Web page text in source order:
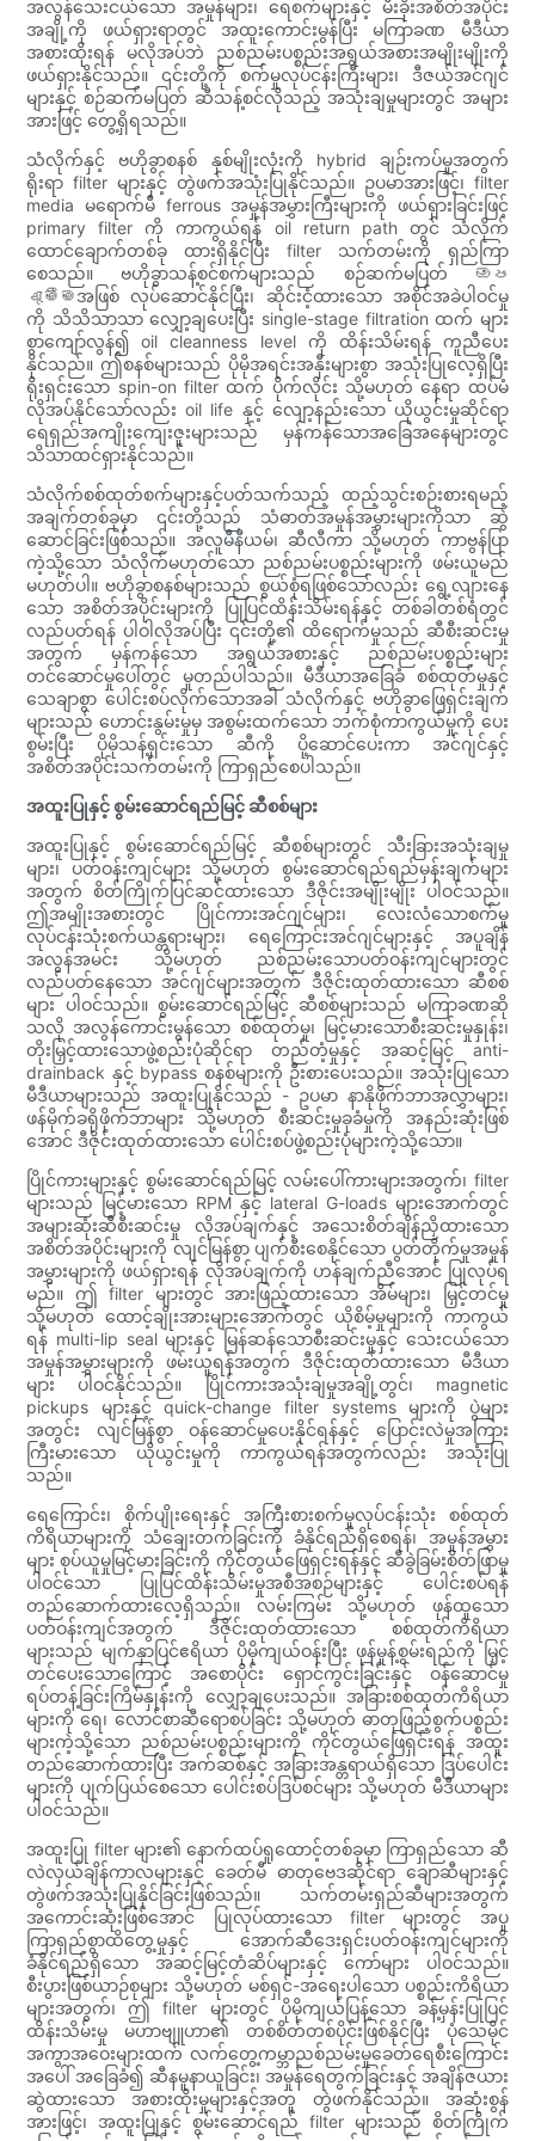
အလွန်သေးငယ်သော အမှုန်များ၊ ရေစက်များနှင့် မီးခိုးအစိတ်အပိုင်း
အချို့ကို ဖယ်ရှားရာတွင် အထူးကောင်းမွန်ပြီး မကြာခဏ မီဒီယာ
အစားထိုးရန် မလိုအပ်ဘဲ ညစ်ညမ်းပစ္စည်းအရွယ်အစားအမျိုးမျိုးကို
ဖယ်ရှားနိုင်သည်။ ၎င်းတို့ကို စက်မှုလုပ်ငန်းကြီးများ၊ ဒီဇယ်အင်ဂျင်
များနှင့် စဉ်ဆက်မပြတ် ဆီသန့်စင်လိုသည့် အသုံးချမှုများတွင် အများ
အားဖြင့် တွေ့ရှိရသည်။
သံလိုက်နှင့် ဗဟိုခွာစနစ် နှစ်မျိုးလုံးကို hybrid ချဉ်းကပ်မှုအတွက်
ရိုးရာ filter များနှင့် တွဲဖက်အသုံးပြုနိုင်သည်။ ဥပမာအားဖြင့်၊ filter
media မရောက်မီ ferrous အမှုန်အမွှားကြီးများကို ဖယ်ရှားခြင်းဖြင့်
primary filter ကို ကာကွယ်ရန် oil return path တွင် သံလိုက်
ထောင်ချောက်တစ်ခု ထားရှိနိုင်ပြီး filter သက်တမ်းကို ရှည်ကြာ
စေသည်။ ဗဟိုခွာသန့်စင်စက်များသည် စဉ်ဆက်မပြတ် ඔප
දැමීමအဖြစ် လုပ်ဆောင်နိုင်ပြီး၊ ဆိုင်းငံ့ထားသော အစိုင်အခဲပါဝင်မှု
ကို သိသိသာသာ လျှော့ချပေးပြီး single-stage filtration ထက် များ
စွာကျော်လွန်၍ oil cleanness level ကို ထိန်းသိမ်းရန် ကူညီပေး
နိုင်သည်။ ဤစနစ်များသည် ပိုမိုအရင်းအနှီးများစွာ အသုံးပြုလေ့ရှိပြီး
ရိုးရှင်းသော spin-on filter ထက် ပိုက်လိုင်း သို့မဟုတ် နေရာ ထပ်မံ
လိုအပ်နိုင်သော်လည်း oil life နှင့် လျော့နည်းသော ယိုယွင်းမှုဆိုင်ရာ
ရေရှည်အကျိုးကျေးဇူးများသည် မှန်ကန်သောအခြေအနေများတွင်
သိသာထင်ရှားနိုင်သည်။
သံလိုက်စစ်ထုတ်စက်များနှင့်ပတ်သက်သည့် ထည့်သွင်းစဉ်းစားရမည့်
အချက်တစ်ခုမှာ ၎င်းတို့သည် သံဓာတ်အမှုန်အမွှားများကိုသာ ဆွဲ
ဆောင်ခြင်းဖြစ်သည်။ အလူမီနီယမ်၊ ဆီလီကာ သို့မဟုတ် ကာဗွန်ပြာ
ကဲ့သို့သော သံလိုက်မဟုတ်သော ညစ်ညမ်းပစ္စည်းများကို ဖမ်းယူမည်
မဟုတ်ပါ။ ဗဟိုခွာစနစ်များသည် စွယ်စုံရဖြစ်သော်လည်း ရွေ့လျားနေ
သော အစိတ်အပိုင်းများကို ပြုပြင်ထိန်းသိမ်းရန်နှင့် တစ်ခါတစ်ရံတွင်
လည်ပတ်ရန် ပါဝါလိုအပ်ပြီး ၎င်းတို့၏ ထိရောက်မှုသည် ဆီစီးဆင်းမှု
အတွက် မှန်ကန်သော အရွယ်အစားနှင့် ညစ်ညမ်းပစ္စည်းများ
တင်ဆောင်မှုပေါ်တွင် မူတည်ပါသည်။ မီဒီယာအခြေခံ စစ်ထုတ်မှုနှင့်
သေချာစွာ ပေါင်းစပ်လိုက်သောအခါ သံလိုက်နှင့် ဗဟိုခွာဖြေရှင်းချက်
များသည် ဟောင်းနွမ်းမှုမှ အစွမ်းထက်သော ဘက်စုံကာကွယ်မှုကို ပေး
စွမ်းပြီး ပိုမိုသန့်ရှင်းသော ဆီကို ပို့ဆောင်ပေးကာ အင်ဂျင်နှင့်
အစိတ်အပိုင်းသက်တမ်းကို ကြာရှည်စေပါသည်။
အထူးပြုနှင့် စွမ်းဆောင်ရည်မြင့် ဆီစစ်များ
အထူးပြုနှင့် စွမ်းဆောင်ရည်မြင့် ဆီစစ်များတွင် သီးခြားအသုံးချမှု
များ၊ ပတ်ဝန်းကျင်များ သို့မဟုတ် စွမ်းဆောင်ရည်ရည်မှန်းချက်များ
အတွက် စိတ်ကြိုက်ပြင်ဆင်ထားသော ဒီဇိုင်းအမျိုးမျိုး ပါဝင်သည်။
ဤအမျိုးအစားတွင် ပြိုင်ကားအင်ဂျင်များ၊ လေးလံသောစက်မှု
လုပ်ငန်းသုံးစက်ယန္တရားများ၊ ရေကြောင်းအင်ဂျင်များနှင့် အပူချိန်
အလွန်အမင်း သို့မဟုတ် ညစ်ညမ်းသောပတ်ဝန်းကျင်များတွင်
လည်ပတ်နေသော အင်ဂျင်များအတွက် ဒီဇိုင်းထုတ်ထားသော ဆီစစ်
များ ပါဝင်သည်။ စွမ်းဆောင်ရည်မြင့် ဆီစစ်များသည် မကြာခဏဆို
သလို အလွန်ကောင်းမွန်သော စစ်ထုတ်မှု၊ မြင့်မားသောစီးဆင်းမှုနှုန်း၊
တိုးမြှင့်ထားသောဖွဲ့စည်းပုံဆိုင်ရာ တည်တံ့မှုနှင့် အဆင့်မြင့် anti-
drainback နှင့် bypass စနစ်များကို ဦးစားပေးသည်။ အသုံးပြုသော
မီဒီယာများသည် အထူးပြုနိုင်သည် - ဥပမာ နာနိုဖိုက်ဘာအလွှာများ၊
ဖန်မိုက်ခရိုဖိုက်ဘာများ သို့မဟုတ် စီးဆင်းမှုခုခံမှုကို အနည်းဆုံးဖြစ်
အောင် ဒီဇိုင်းထုတ်ထားသော ပေါင်းစပ်ဖွဲ့စည်းပုံများကဲ့သို့သော။
ပြိုင်ကားများနှင့် စွမ်းဆောင်ရည်မြင့် လမ်းပေါ်ကားများအတွက်၊ filter
များသည် မြင့်မားသော RPM နှင့် lateral G-loads များအောက်တွင်
အများဆုံးဆီစီးဆင်းမှု လိုအပ်ချက်နှင့် အသေးစိတ်ချိန်ညှိထားသော
အစိတ်အပိုင်းများကို လျင်မြန်စွာ ပျက်စီးစေနိုင်သော ပွတ်တိုက်မှုအမှုန်
အမွှားများကို ဖယ်ရှားရန် လိုအပ်ချက်ကို ဟန်ချက်ညီအောင် ပြုလုပ်ရ
မည်။ ဤ filter များတွင် အားဖြည့်ထားသော အိမ်များ၊ မြှင့်တင်မှု
သို့မဟုတ် ထောင့်ချိုးအားများအောက်တွင် ယိုစိမ့်မှုများကို ကာကွယ်
ရန် multi-lip seal များနှင့် မြန်ဆန်သောစီးဆင်းမှုနှင့် သေးငယ်သော
အမှုန်အမွှားများကို ဖမ်းယူရန်အတွက် ဒီဇိုင်းထုတ်ထားသော မီဒီယာ
များ ပါဝင်နိုင်သည်။ ပြိုင်ကားအသုံးချမှုအချို့တွင်၊ magnetic
pickups များနှင့် quick-change filter systems များကို ပွဲများ
အတွင်း လျင်မြန်စွာ ဝန်ဆောင်မှုပေးနိုင်ရန်နှင့် ပြောင်းလဲမှုအကြား
ကြီးမားသော ယိုယွင်းမှုကို ကာကွယ်ရန်အတွက်လည်း အသုံးပြု
သည်။
ရေကြောင်း၊ စိုက်ပျိုးရေးနှင့် အကြီးစားစက်မှုလုပ်ငန်းသုံး စစ်ထုတ်
ကိရိယာများကို သံချေးတက်ခြင်းကို ခံနိုင်ရည်ရှိစေရန်၊ အမှုန်အမွှား
များ စုပ်ယူမှုမြင့်မားခြင်းကို ကိုင်တွယ်ဖြေရှင်းရန်နှင့် ဆီခွဲခြမ်းစိတ်ဖြာမှု
ပါဝင်သော ပြုပြင်ထိန်းသိမ်းမှုအစီအစဉ်များနှင့် ပေါင်းစပ်ရန်
တည်ဆောက်ထားလေ့ရှိသည်။ လမ်းကြမ်း သို့မဟုတ် ဖုန်ထူသော
ပတ်ဝန်းကျင်အတွက် ဒီဇိုင်းထုတ်ထားသော စစ်ထုတ်ကိရိယာ
များသည် မျက်နှာပြင်ဧရိယာ ပိုမိုကျယ်ဝန်းပြီး ဖုန်မှုန့်စွမ်းရည်ကို မြှင့်
တင်ပေးသောကြောင့် အစောပိုင်း ရှောင်ကွင်းခြင်းနှင့် ဝန်ဆောင်မှု
ရပ်တန့်ခြင်းကြိမ်နှုန်းကို လျှော့ချပေးသည်။ အခြားစစ်ထုတ်ကိရိယာ
များကို ရေ၊ လောင်စာဆီရောစပ်ခြင်း သို့မဟုတ် ဓာတုဖြည့်စွက်ပစ္စည်း
များကဲ့သို့သော ညစ်ညမ်းပစ္စည်းများကို ကိုင်တွယ်ဖြေရှင်းရန် အထူး
တည်ဆောက်ထားပြီး အက်ဆစ်နှင့် အခြားအန္တရာယ်ရှိသော ဒြပ်ပေါင်း
များကို ပျက်ပြယ်စေသော ပေါင်းစပ်ဒြပ်စင်များ သို့မဟုတ် မီဒီယာများ
ပါဝင်သည်။
အထူးပြု filter များ၏ နောက်ထပ်ရှုထောင့်တစ်ခုမှာ ကြာရှည်သော ဆီ
လဲလှယ်ချိန်ကာလများနှင့် ခေတ်မီ ဓာတုဗေဒဆိုင်ရာ ချောဆီများနှင့်
တွဲဖက်အသုံးပြုနိုင်ခြင်းဖြစ်သည်။ သက်တမ်းရှည်ဆီများအတွက်
အကောင်းဆုံးဖြစ်အောင် ပြုလုပ်ထားသော filter များတွင် အပူ
ကြာရှည်စွာထိတွေ့မှုနှင့် အောက်ဆီဒေးရှင်းပတ်ဝန်းကျင်များကို
ခံနိုင်ရည်ရှိသော အဆင့်မြင့်တံဆိပ်များနှင့် ကော်များ ပါဝင်သည်။
စီးပွားဖြစ်ယာဉ်စုများ သို့မဟုတ် မစ်ရှင်-အရေးပါသော ပစ္စည်းကိရိယာ
များအတွက်၊ ဤ filter များတွင် ပိုမိုကျယ်ပြန့်သော ခန့်မှန်းပြုပြင်
ထိန်းသိမ်းမှု မဟာဗျူဟာ၏ တစ်စိတ်တစ်ပိုင်းဖြစ်နိုင်ပြီး ပုံသေမိုင်
အကွာအဝေးများထက် လက်တွေ့ကမ္ဘာညစ်ညမ်းမှုခေတ်ရေစီးကြောင်း
အပေါ် အခြေခံ၍ ဆီနမူနာယူခြင်း၊ အမှုန်ရေတွက်ခြင်းနှင့် အချိန်ဇယား
ဆွဲထားသော အစားထိုးမှုများနှင့်အတူ တွဲဖက်နိုင်သည်။ အဆုံးစွန်
အားဖြင့်၊ အထူးပြုနှင့် စွမ်းဆောင်ရည် filter များသည် စိတ်ကြိုက်